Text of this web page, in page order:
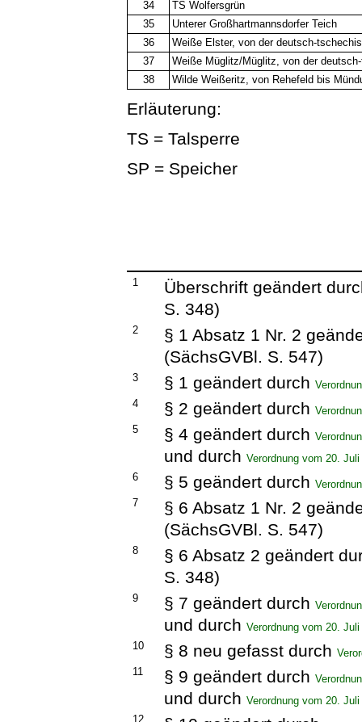
34
TS Wolfersgrün
35
Unterer Großhartmannsdorfer Teich
36
Weiße Elster, von der deutsch-
37
Weiße Müglitz/Müglitz, von der
38
Wilde Weißeritz, von Rehefeld bis
Erläuterung:
TS = Talsperre
SP = Speicher
1
Überschrift geändert
S. 348)
2
§ 1 Absatz 1 Nr. 2
(SächsGVBl. S. 547)
3 § 1 geändert durch
4
§ 2 geändert durch
5
§ 4 geändert durch
und durchVerordnung vom 20. Juli
6
§ 5 geändert durch
7
§ 6 Absatz 1 Nr. 2
(SächsGVBl. S. 547)
8
§ 6 Absatz 2 geändert
S. 348)
9 § 7 geändert durch
und durchVerordnung vom 20. Juli
10
§ 8 neu gefasst durch
11
§ 9 geändert durch
und durchVerordnung vom 20. Juli
12